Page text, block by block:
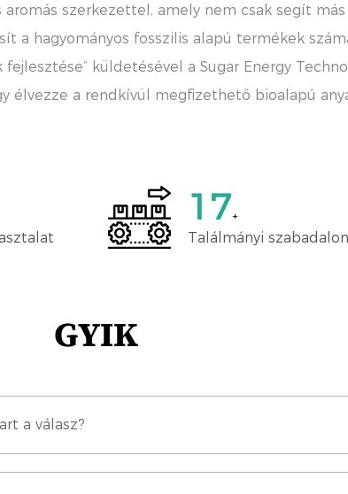
szerkezettel, amely nem csak segít
a hagyományos fosszilis alapú termékek
küldetésével a Sugar Energy
élvezze a rendkívül megfizethető bioalapú
20+
Találmányi
GYIK
a válasz?